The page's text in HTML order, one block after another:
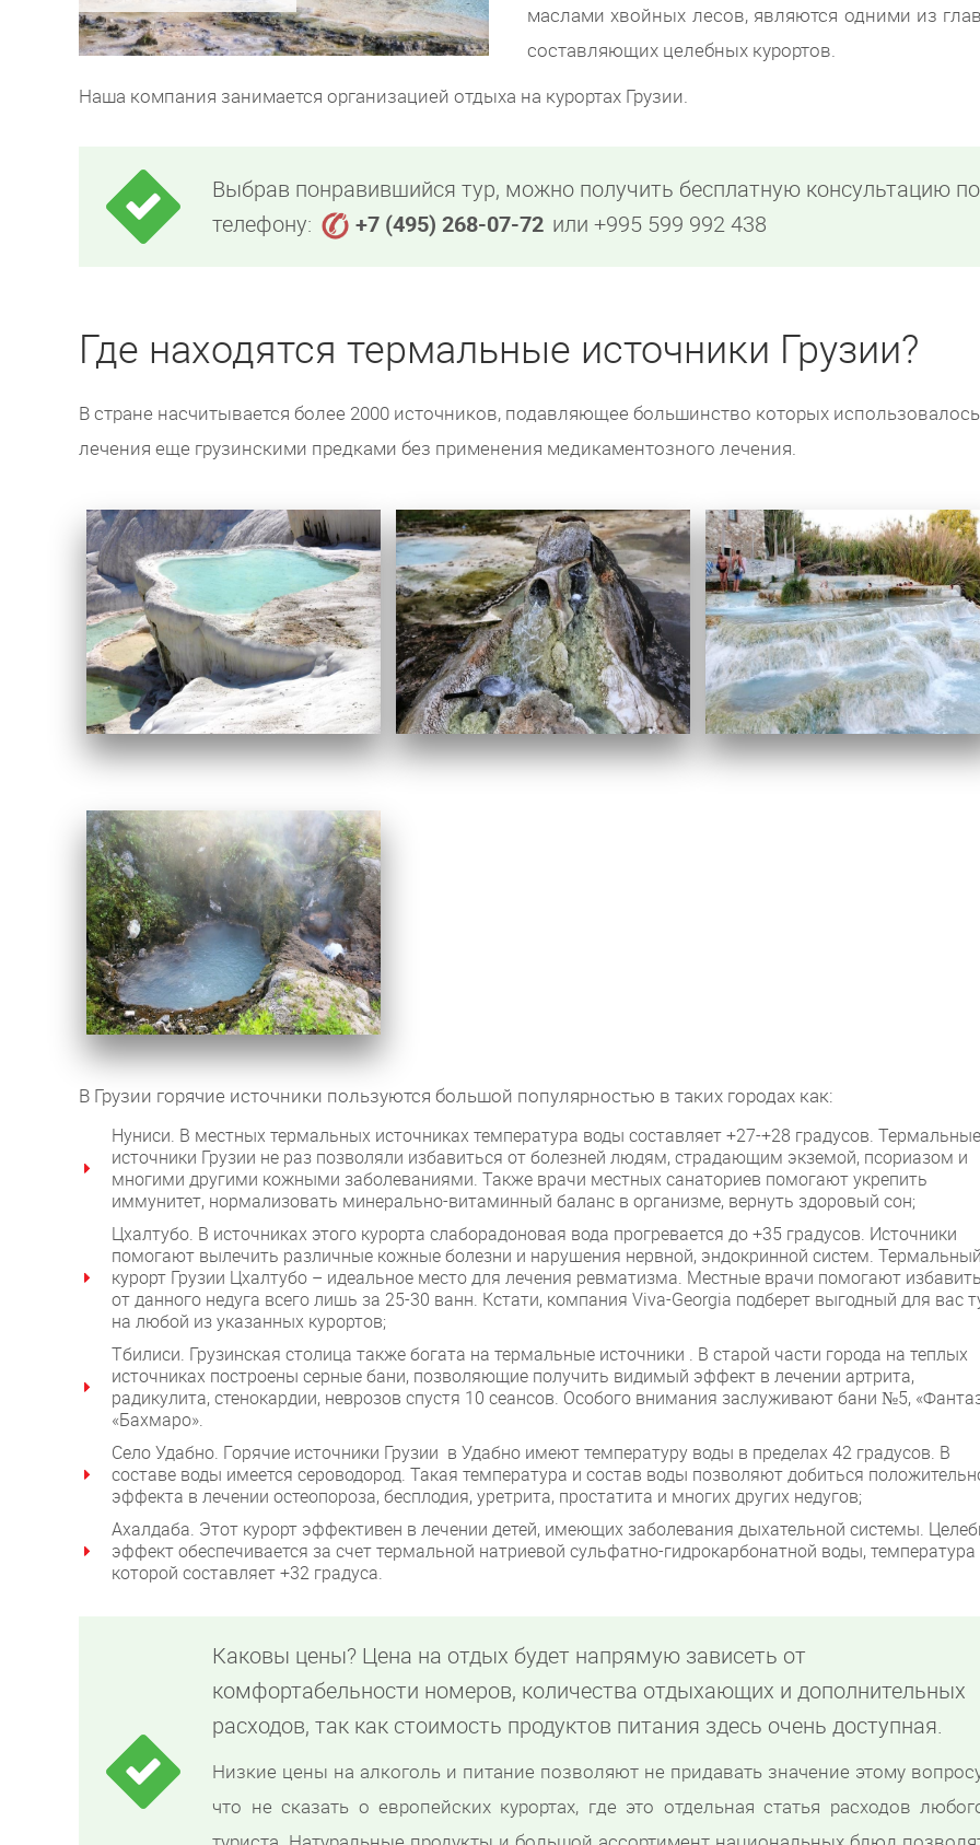
маслами хвойных лесов, являются одними из
составляющих целебных курортов.
Наша компания занимается организацией отдыха на курортах Грузии.
Выбрав понравившийся тур, можно получить бесплатную консультацию по
телефону:
+7 (495) 268-07-72 или +995 599 992 438
Где находятся термальные источники Грузии?
В стране насчитывается более 2000 источников, подавляющее большинство которых
лечения еще грузинскими предками без применения медикаментозного лечения.
В Грузии горячие источники пользуются большой популярностью в таких городах как:
Нуниси. В местных термальных источниках температура воды составляет +27-+28 градусов. Термальные
источники Грузии не раз позволяли избавиться от болезней людям, страдающим экземой, псориазом и
многими другими кожными заболеваниями. Также врачи местных санаториев помогают укрепить
иммунитет, нормализовать минерально-витаминный баланс в организме, вернуть здоровый сон;
Цхалтубо. В источниках этого курорта слаборадоновая вода прогревается до +35 градусов. Источники
помогают вылечить различные кожные болезни и нарушения нервной, эндокринной систем.
курорт Грузии Цхалтубо – идеальное место для лечения ревматизма. Местные врачи помогают
от данного недуга всего лишь за 25-30 ванн. Кстати, компания Viva-Georgia подберет выгодный для вас
на любой из указанных курортов;
Тбилиси. Грузинская столица также богата на термальные источники . В старой части города на теплых
источниках построены серные бани, позволяющие получить видимый эффект в лечении артрита,
радикулита, стенокардии, неврозов спустя 10 сеансов. Особого внимания заслуживают бани №5,
«Бахмаро».
Село Удабно. Горячие источники Грузии в Удабно имеют температуру воды в пределах 42 градусов. В
составе воды имеется сероводород. Такая температура и состав воды позволяют добиться
эффекта в лечении остеопороза, бесплодия, уретрита, простатита и многих других недугов;
Ахалдаба. Этот курорт эффективен в лечении детей, имеющих заболевания дыхательной системы.
эффект обеспечивается за счет термальной натриевой сульфатно-гидрокарбонатной воды, температура
которой составляет +32 градуса.
Каковы цены? Цена на отдых будет напрямую зависеть от
комфортабельности номеров, количества отдыхающих и дополнительных
расходов, так как стоимость продуктов питания здесь очень доступная.
Низкие цены на алкоголь и питание позволяют не придавать значение этому
что не сказать о европейских курортах, где это отдельная статья расходов